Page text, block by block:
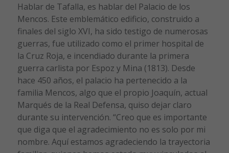
Hablar de Tafalla, es hablar del Palacio de los
Mencos. Este emblemático edificio, construido a
finales del siglo XVI, ha sido testigo de numerosas
guerras, fue utilizado como el primer hospital de
la Cruz Roja, e incendiado durante la primera
guerra carlista por Espoz y Mina (1813). Desde
hace 450 años, el palacio ha pertenecido a la
familia Mencos, algo que el propio Joaquín, actual
Marqués de la Real Defensa, quiso dejar claro
durante su intervención. “Creo que es importante
que diga que el agradecimiento no es solo por mi
nombre. Aquí estamos agradeciendo la trayectoria